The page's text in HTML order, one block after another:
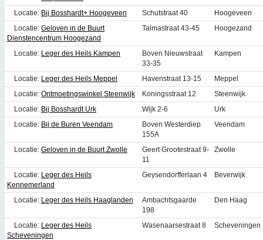
Locatie: Bij Bosshardt+ Hoogeveen Schutstraat 40
Hoogeveen
Locatie: Geloven in de Buurt
Dienstencentrum Hoogezand
Talmastraat 43-45 Hoogezand
Locatie: Leger des Heils Kampen
Boven Nieuwstraat
33-35
Kampen
Locatie: Leger des Heils Meppel Havenstraat 13-15
Meppel
Locatie: Ontmoetingswinkel Steenwijk Koningsstraat 12
Steenwijk
Locatie: Bij Bosshardt Urk Wijk 2-6
Urk
Locatie: Bij de Buren Veendam
Boven Westerdiep
155A
Veendam
Locatie: Geloven in de Buurt Zwolle
Geert Grootestraat 9-
11
Zwolle
Locatie: Leger des Heils
Kennemerland
Geysendorfferlaan 4 Beverwijk
Locatie: Leger des Heils Haaglanden
Ambachtsgaarde
198
Den Haag
Locatie: Leger des Heils
Scheveningen
Wasenaarsestraat 8 Scheveningen